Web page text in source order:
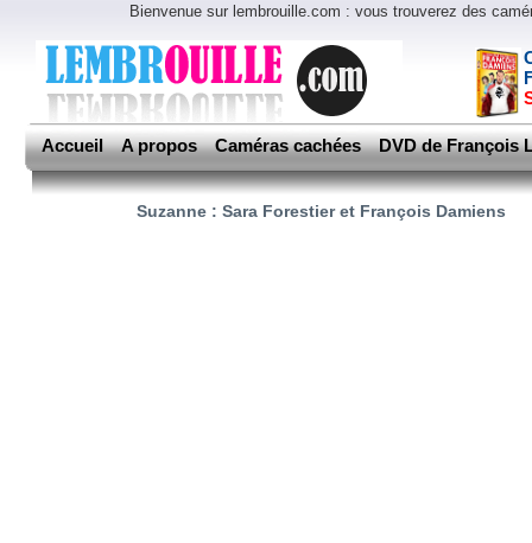
Bienvenue sur lembrouille.com : vous trouverez des
Accueil A propos Caméras cachées DVD de François
Suzanne : Sara Forestier et François Damiens